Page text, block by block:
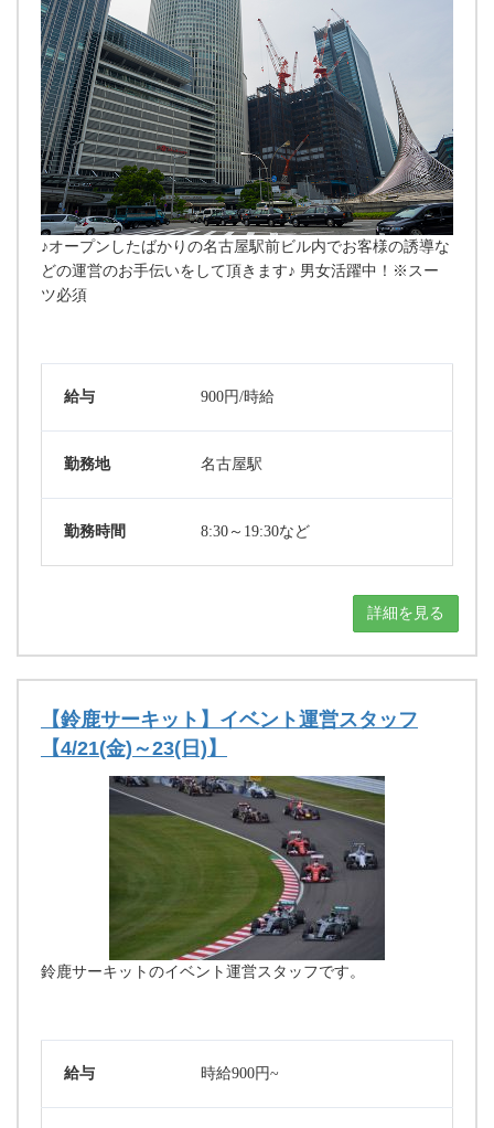
♪オープンしたばかりの名古屋駅前ビル内でお客様の誘導な
どの運営のお手伝いをして頂きます♪ 男女活躍中！※スー
ツ必須
給与 900円/時給
勤務地 名古屋駅
勤務時間 8:30～19:30など
詳細を見る
【鈴鹿サーキット】イベント運営スタッフ
【4/21(金)～23(日)】
鈴鹿サーキットのイベント運営スタッフです。
給与 時給900円~